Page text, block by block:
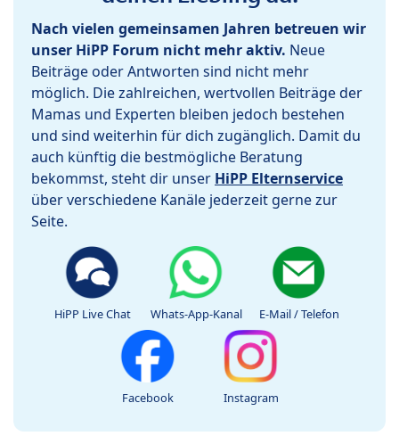
Nach vielen gemeinsamen Jahren betreuen wir
unser HiPP Forum nicht mehr aktiv. Neue
Beiträge oder Antworten sind nicht mehr
möglich. Die zahlreichen, wertvollen Beiträge der
Mamas und Experten bleiben jedoch bestehen
und sind weiterhin für dich zugänglich. Damit du
auch künftig die bestmögliche Beratung
bekommst, steht dir unser HiPP Elternservice
über verschiedene Kanäle jederzeit gerne zur
Seite.
HiPP Live Chat Whats-App-Kanal E-Mail / Telefon
Facebook Instagram